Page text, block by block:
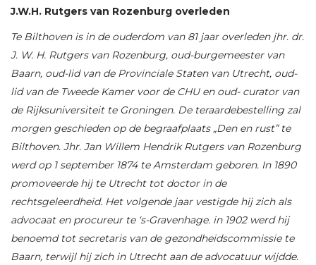
J.W.H. Rutgers van Rozenburg overleden
Te Bilthoven is in de ouderdom van 81 jaar overleden jhr. dr.
J. W. H. Rutgers van Rozenburg, oud-burgemeester van
Baarn, oud-lid van de Provinciale Staten van Utrecht, oud-
lid van de Tweede Kamer voor de CHU en oud- curator van
de Rijksuniversiteit te Groningen. De teraardebestelling zal
morgen geschieden op de begraafplaats „Den en rust” te
Bilthoven. Jhr. Jan Willem Hendrik Rutgers van Rozenburg
werd op 1 september 1874 te Amsterdam geboren. In 1890
promoveerde hij te Utrecht tot doctor in de
rechtsgeleerdheid. Het volgende jaar vestigde hij zich als
advocaat en procureur te ‘s-Gravenhage. in 1902 werd hij
benoemd tot secretaris van de gezondheidscommissie te
Baarn, terwijl hij zich in Utrecht aan de advocatuur wijdde.